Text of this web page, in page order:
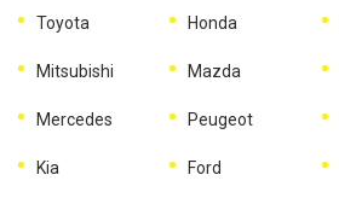
Toyota Honda
Mitsubishi Mazda
Mercedes Peugeot
Kia Ford